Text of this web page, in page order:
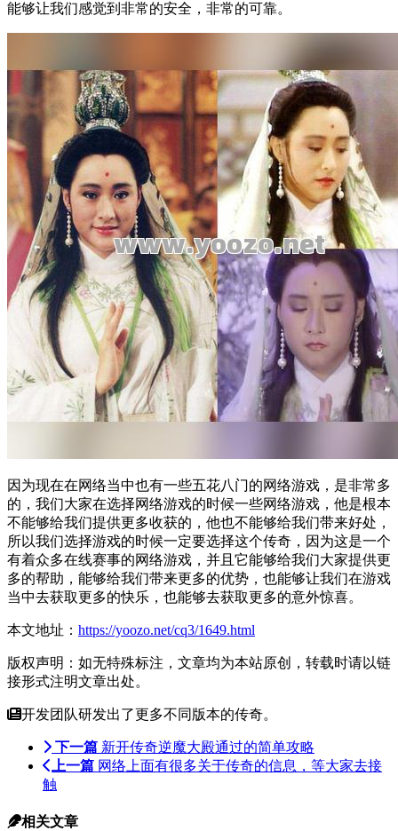
能够让我们感觉到非常的安全，非常的可靠。
因为现在在网络当中也有一些五花八门的网络游戏，是非常多
的，我们大家在选择网络游戏的时候一些网络游戏，他是根本
不能够给我们提供更多收获的，他也不能够给我们带来好处，
所以我们选择游戏的时候一定要选择这个传奇 ，因为这是一个
有着众多在线赛事的网络游戏，并且它能够给我们大家提供更
多的帮助，能够给我们带来更多的优势，也能够让我们在游戏
当中去获取更多的快乐，也能够去获取更多的意外惊喜。
本文地址： https://yoozo.net/cq3/1649.html
版权声明：如无特殊标注，文章均为本站原创，转载时请以链
接形式注明文章出处。
开发团队研发出了更多不同版本的传奇。
下一篇 新开传奇逆魔大殿通过的简单攻略
上一篇 网络上面有很多关于传奇的信息，等大家去接
触
相关文章